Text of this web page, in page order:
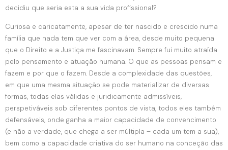
decidiu que seria esta a sua vida profissional?
Curiosa e caricatamente, apesar de ter nascido e crescido numa
família que nada tem que ver com a área, desde muito pequena
que o Direito e a Justiça me fascinavam. Sempre fui muito atraída
pelo pensamento e atuação humana. O que as pessoas pensam e
fazem e por que o fazem. Desde a complexidade das questões,
em que uma mesma situação se pode materializar de diversas
formas, todas elas válidas e juridicamente admissíveis,
perspetiváveis sob diferentes pontos de vista, todos eles também
defensáveis, onde ganha a maior capacidade de convencimento
(e não a verdade, que chega a ser múltipla – cada um tem a sua),
bem como a capacidade criativa do ser humano na conceção das